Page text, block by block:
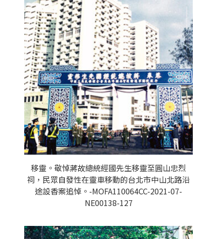
移靈。敬悼蔣故總統經國先生移靈至圓山忠烈
祠，民眾自發性在靈車移動的台北市中山北路沿
途設香案追悼。-MOFA110064CC-2021-07-
NE00138-127